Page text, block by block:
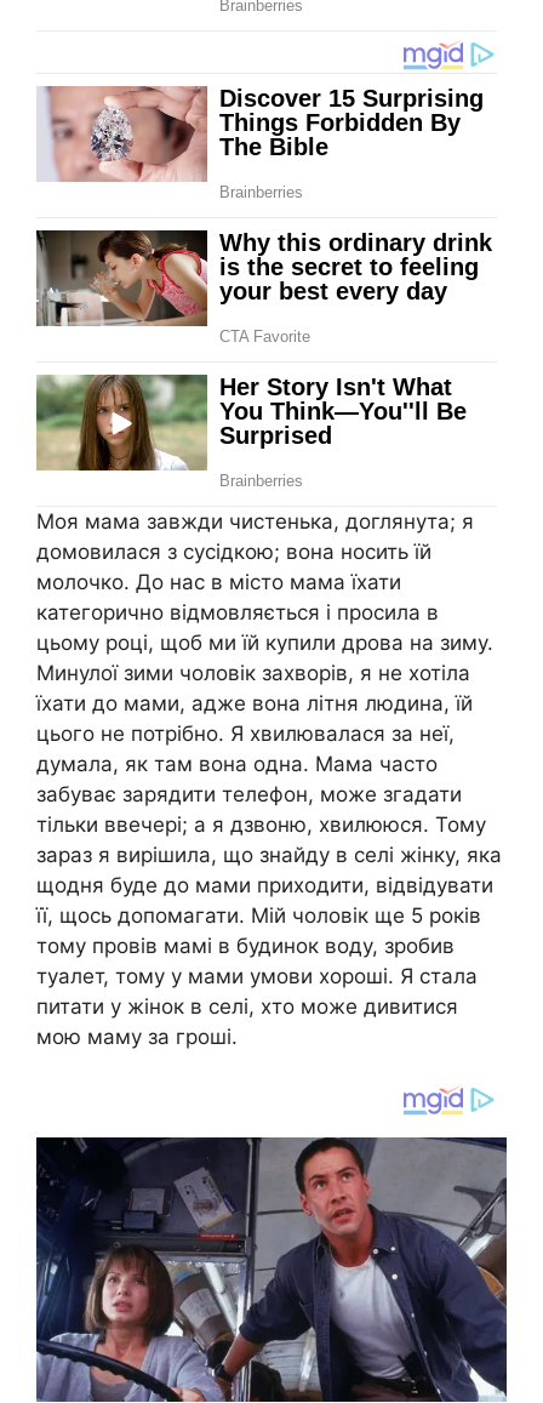
Моя мама завжди чистенька, доглянута; я
домовилася з сусідкою; вона носить їй
молочко. До нас в місто мама їхати
категорично відмовляється і просила в
цьому році, щоб ми їй купили дрова на зиму.
Минулої зими чоловік захворів, я не хотіла
їхати до мами, адже вона літня людина, їй
цього не потрібно. Я хвилювалася за неї,
думала, як там вона одна. Мама часто
забуває зарядити телефон, може згадати
тільки ввечері; а я дзвоню, хвилююся. Тому
зараз я вирішила, що знайду в селі жінку, яка
щодня буде до мами приходити, відвідувати
її, щось допомагати. Мій чоловік ще 5 років
тому провів мамі в будинок воду, зробив
туалет, тому у мами умови хороші. Я стала
питати у жінок в селі, хто може дивитися
мою маму за гроші.